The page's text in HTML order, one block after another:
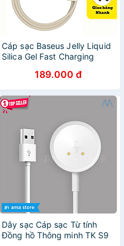
Cáp sạc Baseus Jelly Liquid
Silica Gel Fast Charging
hàng chính hãng
189.000 đ
Dây sạc Cáp sạc Từ tính
Đồng hồ Thông minh TK S9